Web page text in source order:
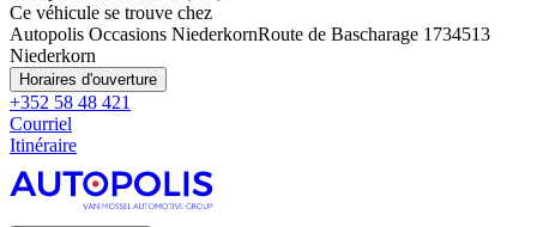
Ce véhicule se trouve chez
Autopolis Occasions NiederkornRoute de Bascharage 1734513
Niederkorn
Horaires d'ouverture
+352 58 48 421
Courriel
Itinéraire